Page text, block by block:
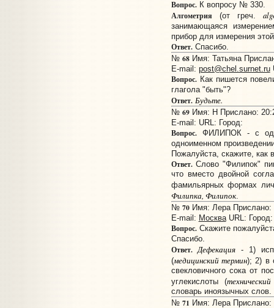
Вопрос.К вопросу № 330.
Алгометрия (от греч.
занимающаяся
прибор для измерения
Ответ.Спасибо.
№ 68Имя: Татьяна
E-mail: post@chel.surnet.ru
Вопрос.Как пишется
глагола "быть"?
Ответ. Будьте.
№ 69Имя: Н Прислано:
E-mail: URL: Город:
Вопрос.ФИЛИПОК - с
одноименном
Пожалуйста, скажите, как
Ответ.Слово "Филипок"
что вместо двойной
фамильярных формах
Филипка, Филипок.
№ 70Имя: Лера Прислано:
E-mail: МоскваURL: Город:
Вопрос.Скажите
Спасибо.
Ответ. Дефекация - 1)
(медицинский термин); 2) в
свекловичного сока от
углекислоты (
словарь иноязычных
№ 71 Имя: Лера Прислано: